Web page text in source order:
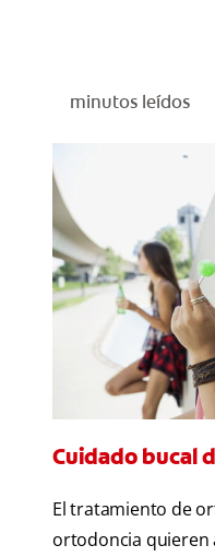
minutos leídos
Cuidado bucal
El tratamiento de
ortodoncia quieren